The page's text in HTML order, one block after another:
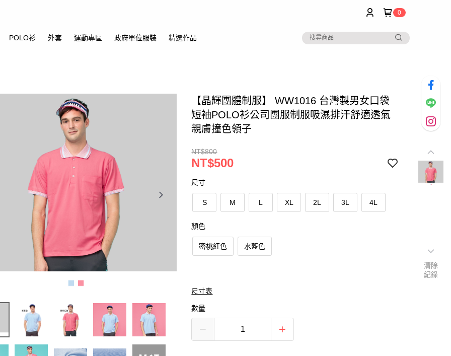
0
POLO衫 外套 運動專區 政府單位服裝 精選作品
【晶輝團體制服】 WW1016 台灣製男女口袋
短袖POLO衫公司團服制服吸濕排汗舒適透氣
親膚撞色領子
NT$800
NT$500
尺寸
S M L XL 2L 3L 4L
顏色
密桃紅色 水藍色
尺寸表
數量
清除
紀錄